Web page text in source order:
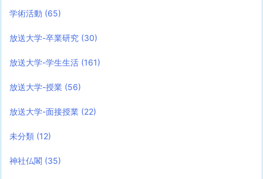
学術活動 (65)
放送大学-卒業研究 (30)
放送大学-学生生活 (161)
放送大学-授業 (56)
放送大学-面接授業 (22)
未分類 (12)
神社仏閣 (35)